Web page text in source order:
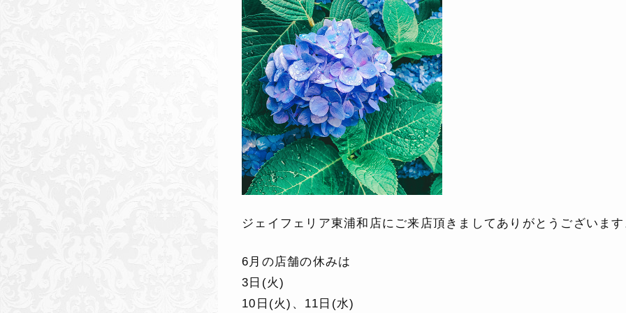
ジェイフェリア東浦和店にご来店頂きましてありがとうございま
6月の店舗の休みは
3日(火)
10日(火)、11日(水)